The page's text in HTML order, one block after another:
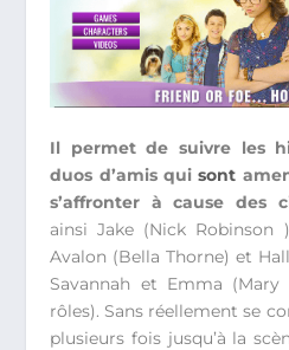
Il permet de suivre les
duos d’amis quisont
s’affronter à cause des
ainsi Jake (Nick Robinson
Avalon (Bella Thorne) et
Savannah et Emma
rôles). Sans réellement se
plusieurs fois jusqu’à la